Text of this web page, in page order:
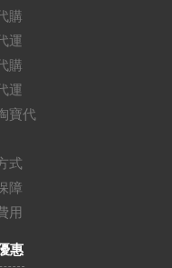
購
運
購
運
寶代
式
障
用
惠